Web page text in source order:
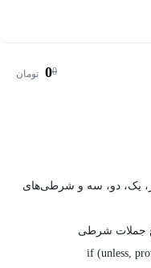
0
0 تومان
یک، دو، سه و شرطی‌های
جملات شرطی